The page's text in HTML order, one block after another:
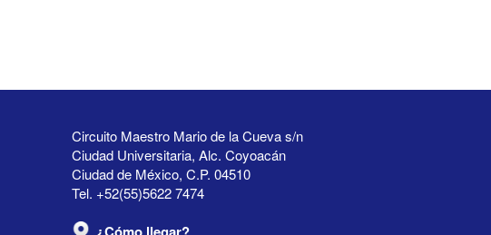
Circuito Maestro Mario de la Cueva s/n
Ciudad Universitaria, Alc. Coyoacán
Ciudad de México, C.P. 04510
Tel. +52(55)5622 7474